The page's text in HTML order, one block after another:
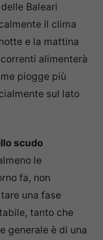
Baleari
il clima
e la mattina
alimenterà
piogge più
sul lato
scudo
le
fa, non
una fase
tanto che
generale è di una